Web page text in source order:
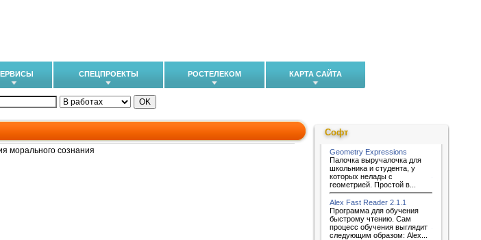
СПЕЦПРОЕКТЫ РОСТЕЛЕКОМ КАРТА САЙТА
морального сознания
Софт
Geometry Expressions
Палочка выручалочка для
школьника и студента, у
которых нелады с
геометрией. Простой в...
Alex Fast Reader 2.1.1
Программа для обучения
быстрому чтению. Сам
процесс обучения выглядит
следующим образом: Alex...